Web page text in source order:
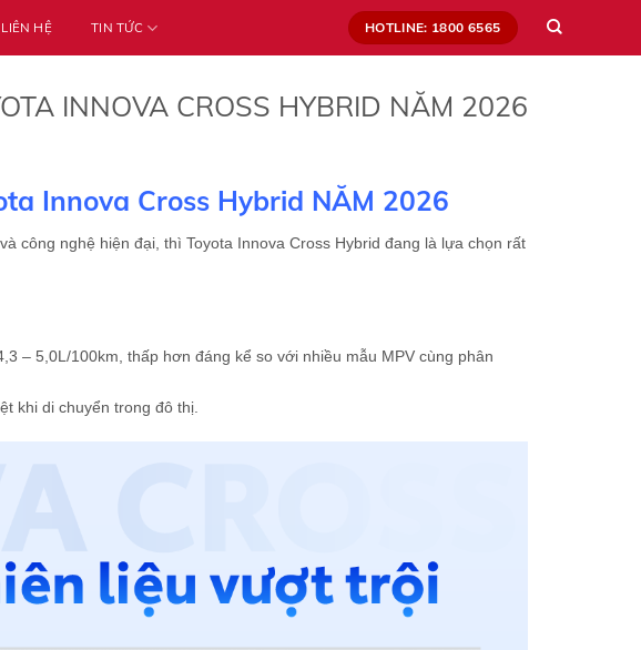
LIÊN HỆ TIN TỨC HOTLINE: 1800 6565
INNOVA CROSS HYBRID NĂM 2026
Innova Cross Hybrid NĂM 2026
công nghệ hiện đại, thì Toyota Innova Cross Hybrid đang là lựa chọn rất
– 5,0L/100km, thấp hơn đáng kể so với nhiều mẫu MPV cùng phân
khi di chuyển trong đô thị.